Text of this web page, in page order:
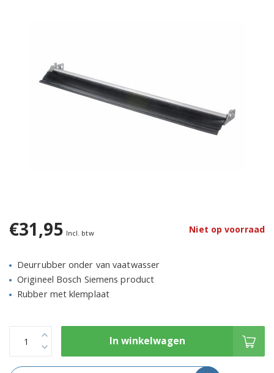
€31,95 Incl. btw Niet op voorraad
Deurrubber onder van vaatwasser
Origineel Bosch Siemens product
Rubber met klemplaat
In winkelwagen